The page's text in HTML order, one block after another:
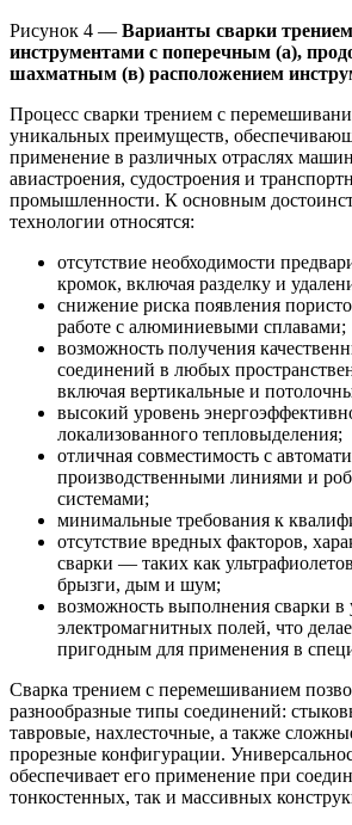
Рисунок 4 — Варианты сварки
инструментами с поперечным (а),
шахматным (в) расположением
Процесс сварки трением с
уникальных преимуществ,
применение в различных отраслях
авиастроения, судостроения и
промышленности. К основным
технологии относятся:
отсутствие необходимости
кромок, включая разделку и
снижение риска появления
работе с алюминиевыми сплавами;
возможность получения
соединений в любых
включая вертикальные и
высокий уровень
локализованного тепловыделения;
отличная совместимость с
производственными линиями и
системами;
минимальные требования к
отсутствие вредных факторов,
сварки — таких как
брызги, дым и шум;
возможность выполнения сварки в
электромагнитных полей, что
пригодным для применения в
Сварка трением с перемешиванием
разнообразные типы соединений:
тавровые, нахлесточные, а также
прорезные конфигурации.
обеспечивает его применение при
тонкостенных, так и массивных